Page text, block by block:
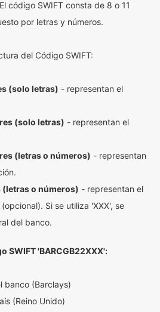
código SWIFT consta de 8 o 11
por letras y números.
del Código SWIFT:
(solo letras) - representan el
(solo letras) - representan el
(letras o números) - representan
o números) - representan el
Si se utiliza 'XXX', se
del banco.
SWIFT 'BARCGB22XXX':
banco (Barclays)
(Reino Unido)